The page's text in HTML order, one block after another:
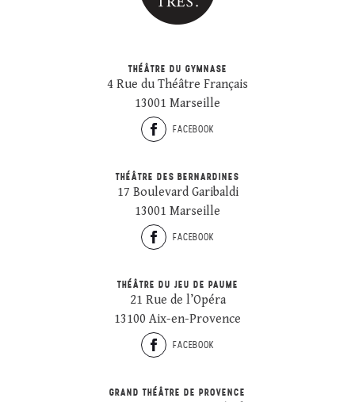
THÉÂTRE DU GYMNASE
4 Rue du Théâtre Français
13001 Marseille
FACEBOOK
THÉÂTRE DES BERNARDINES
17 Boulevard Garibaldi
13001 Marseille
FACEBOOK
THÉÂTRE DU JEU DE PAUME
21 Rue de l’Opéra
13100 Aix-en-Provence
FACEBOOK
GRAND THÉÂTRE DE PROVENCE